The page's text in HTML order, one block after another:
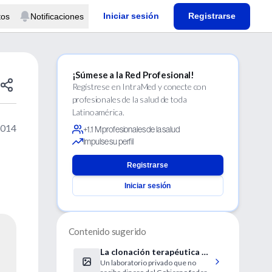
Notificaciones Iniciar sesión Registrarse
¡Súmese a la Red Profesional!
Regístrese en IntraMed y conecte con
profesionales de la salud de toda
Latinoamérica.
+1.1 M profesionales de la salud
Impulse su perfil
Registrarse
Iniciar sesión
Contenido sugerido
La clonación terapéutica de
una enferma
Un laboratorio privado que no